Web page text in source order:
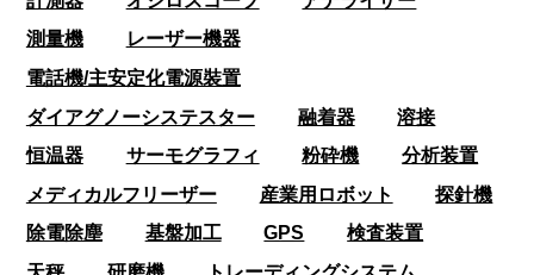
測量機
レーザー機器
電話機/主安定化電源裝置
ダイアグノーシステスター
融着器
溶接
恒温器
サーモグラフィ 粉砕機
分析装置
メディカルフリーザー
産業用ロボット
探針機
除電除塵
基盤加工 GPS
検査装置